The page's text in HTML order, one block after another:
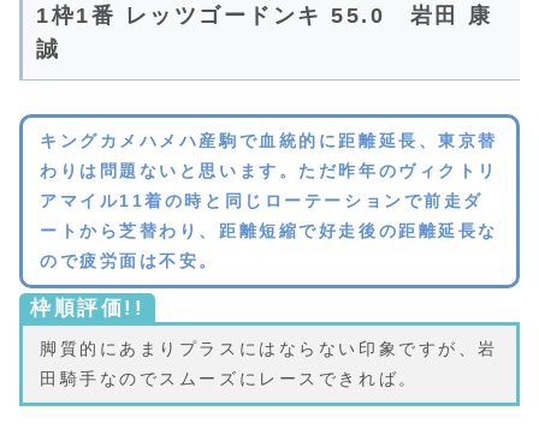
1枠1番 レッツゴードンキ 55.0 岩田 康
誠
キングカメハメハ産駒で血統的に距離延長、東京替
わりは問題ないと思います。ただ昨年のヴィクトリ
アマイル11着の時と同じローテーションで前走ダ
ートから芝替わり、距離短縮で好走後の距離延長な
ので疲労面は不安。
枠順評価!!
脚質的にあまりプラスにはならない印象ですが、岩
田騎手なのでスムーズにレースできれば。